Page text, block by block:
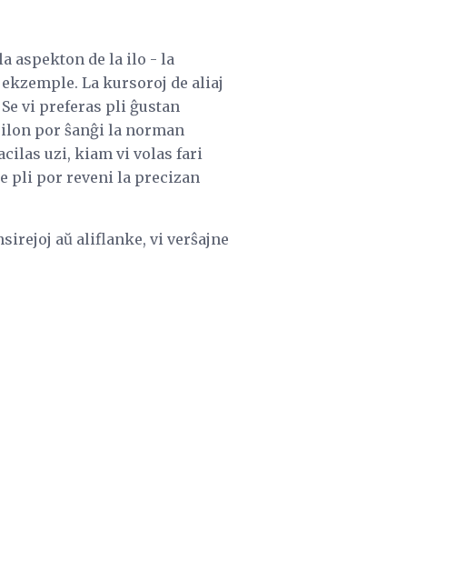
aspekton de la ilo - la
La kursoroj de aliaj
vi preferas pli ĝustan
por ŝanĝi la norman
uzi, kiam vi volas fari
pli por reveni la precizan
aŭ aliflanke, vi verŝajne